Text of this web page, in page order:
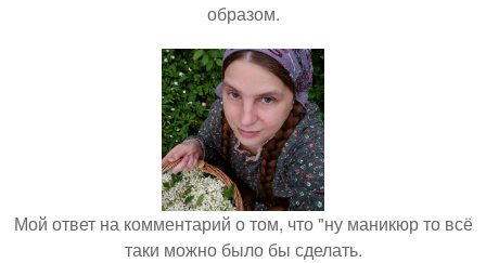
образом.
Мой ответ на комментарий о том, что "ну маникюр то всё
таки можно было бы сделать.